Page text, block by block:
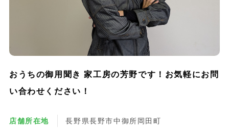
おうちの御用聞き 家工房の芳野です！お気軽にお問
い合わせください！
店舗所在地 長野県長野市中御所岡田町